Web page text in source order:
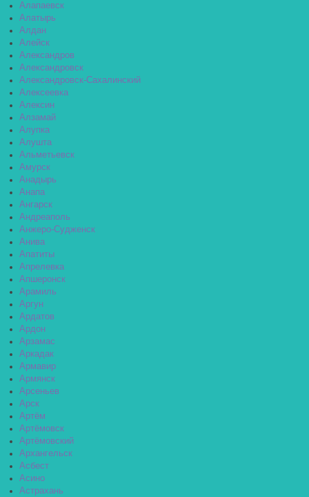
Алапаевск
Алатырь
Алдан
Алейск
Александров
Александровск
Александровск-Сахалинский
Алексеевка
Алексин
Алзамай
Алупка
Алушта
Альметьевск
Амурск
Анадырь
Анапа
Ангарск
Андреаполь
Анжеро-Судженск
Анива
Апатиты
Апрелевка
Апшеронск
Арамиль
Аргун
Ардатов
Ардон
Арзамас
Аркадак
Армавир
Армянск
Арсеньев
Арск
Артём
Артёмовск
Артёмовский
Архангельск
Асбест
Асино
Астрахань